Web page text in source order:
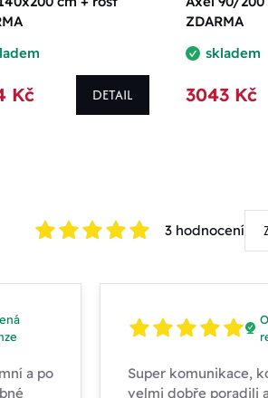
Kč DETAIL
ZDARMA
skladem
3043 Kč
3 hodnocení
a po
Super komunikace,
velmi dobře poradili